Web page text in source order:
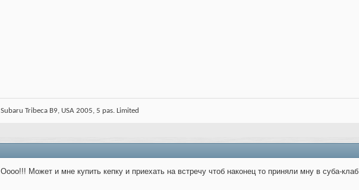
Subaru Tribeca B9, USA 2005, 5 pas. Limited
Оооо!!! Может и мне купить кепку и приехать на встречу чтоб наконец то приняли мну в суба-клаб